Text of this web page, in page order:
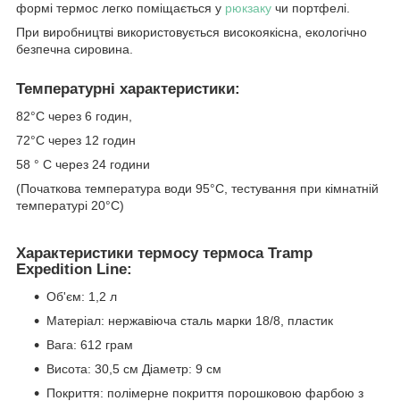
формі термос легко поміщається у рюкзаку чи портфелі.
При виробництві використовується високоякісна, екологічно
безпечна сировина.
Температурні характеристики:
82°С через 6 годин,
72°С через 12 годин
58 ° С через 24 години
(Початкова температура води 95°C, тестування при кімнатній
температурі 20°C)
Характеристики термосу термоса Tramp
Expedition Line:
Об'єм: 1,2 л
Матеріал: нержавіюча сталь марки 18/8, пластик
Вага: 612 грам
Висота: 30,5 см Діаметр: 9 см
Покриття: полімерне покриття порошковою фарбою з